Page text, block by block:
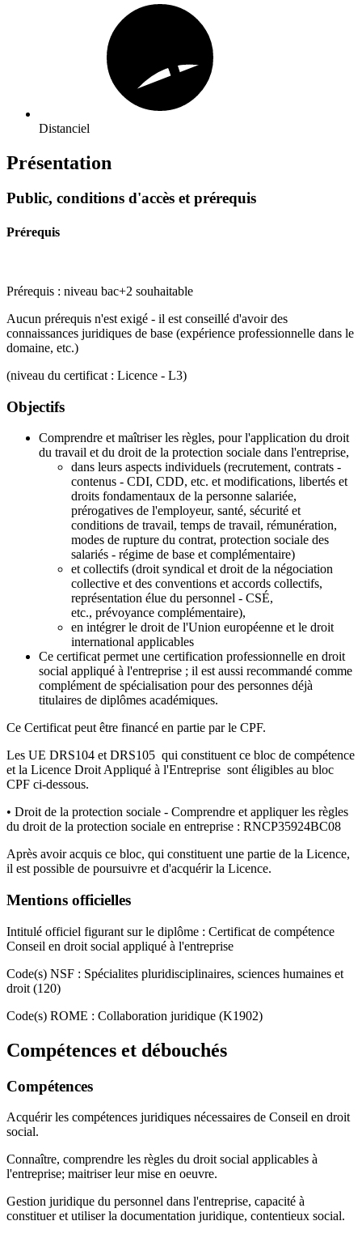
Distanciel
Présentation
Public, conditions d'accès et prérequis
Prérequis
Prérequis : niveau bac+2 souhaitable
Aucun prérequis n'est exigé - il est conseillé d'avoir des
connaissances juridiques de base (expérience professionnelle dans le
domaine, etc.)
(niveau du certificat : Licence - L3)
Objectifs
Comprendre et maîtriser les règles, pour l'application du droit
du travail et du droit de la protection sociale dans l'entreprise,
dans leurs aspects individuels (recrutement, contrats -
contenus - CDI, CDD, etc. et modifications, libertés et
droits fondamentaux de la personne salariée,
prérogatives de l'employeur, santé, sécurité et
conditions de travail, temps de travail, rémunération,
modes de rupture du contrat, protection sociale des
salariés - régime de base et complémentaire)
et collectifs (droit syndical et droit de la négociation
collective et des conventions et accords collectifs,
représentation élue du personnel - CSÉ,
etc., prévoyance complémentaire),
en intégrer le droit de l'Union européenne et le droit
international applicables
Ce certificat permet une certification professionnelle en droit
social appliqué à l'entreprise ; il est aussi recommandé comme
complément de spécialisation pour des personnes déjà
titulaires de diplômes académiques.
Ce Certificat peut être financé en partie par le CPF.
Les UE DRS104 et DRS105 qui constituent ce bloc de compétence
et la Licence Droit Appliqué à l'Entreprise sont éligibles au bloc
CPF ci-dessous.
• Droit de la protection sociale - Comprendre et appliquer les règles
du droit de la protection sociale en entreprise : RNCP35924BC08
Après avoir acquis ce bloc, qui constituent une partie de la Licence,
il est possible de poursuivre et d'acquérir la Licence.
Mentions officielles
Intitulé officiel figurant sur le diplôme : Certificat de compétence
Conseil en droit social appliqué à l'entreprise
Code(s) NSF : Spécialites pluridisciplinaires, sciences humaines et
droit (120)
Code(s) ROME : Collaboration juridique (K1902)
Compétences et débouchés
Compétences
Acquérir les compétences juridiques nécessaires de Conseil en droit
social.
Connaître, comprendre les règles du droit social applicables à
l'entreprise; maitriser leur mise en oeuvre.
Gestion juridique du personnel dans l'entreprise, capacité à
constituer et utiliser la documentation juridique, contentieux social.